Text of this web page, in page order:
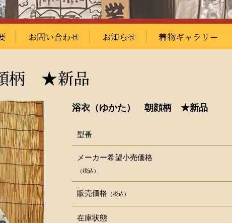
お問い合わせ お知らせ 着物ギャラリー
柄 ★新品
浴衣（ゆかた） 朝顔柄 ★新品
型番
メーカー希望小売価格
（税込）
販売価格 （税込）
在庫状態